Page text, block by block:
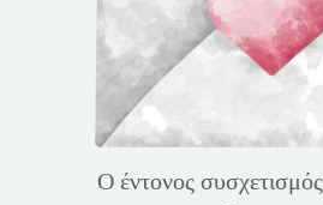
Ο έντονος